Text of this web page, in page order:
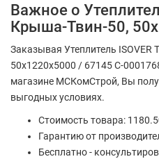
Важное о
Крыша-Твин-50,
Заказывая Утеплитель ISOVER
50х1220х5000 / 67145 С-
магазине МСКомСтрой, Вы
выгодных условиях.
Стоимость товара:
Гарантию от
Бесплатно -